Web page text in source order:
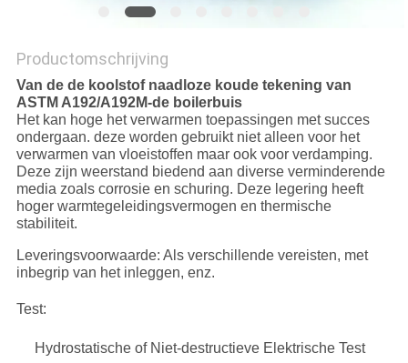
Productomschrijving
Van de de koolstof naadloze koude tekening van
ASTM A192/A192M-de boilerbuis
Het kan hoge het verwarmen toepassingen met succes
ondergaan. deze worden gebruikt niet alleen voor het
verwarmen van vloeistoffen maar ook voor verdamping.
Deze zijn weerstand biedend aan diverse verminderende
media zoals corrosie en schuring. Deze legering heeft
hoger warmtegeleidingsvermogen en thermische
stabiliteit.
Leveringsvoorwaarde: Als verschillende vereisten, met
inbegrip van het inleggen, enz.
Test:
Hydrostatische of Niet-destructieve Elektrische Test